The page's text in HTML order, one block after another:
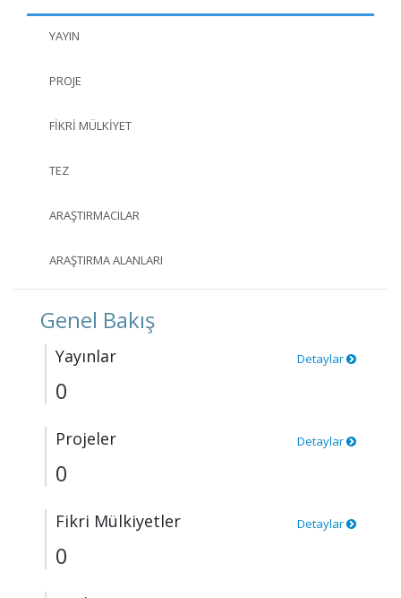
YAYIN
PROJE
FIKRI MÜLKIYET
TEZ
ARAŞTIRMACILAR
ARAŞTIRMA ALANLARI
Genel Bakış
Yayınlar Detaylar
0
Projeler Detaylar
0
Fikri Mülkiyetler Detaylar
0